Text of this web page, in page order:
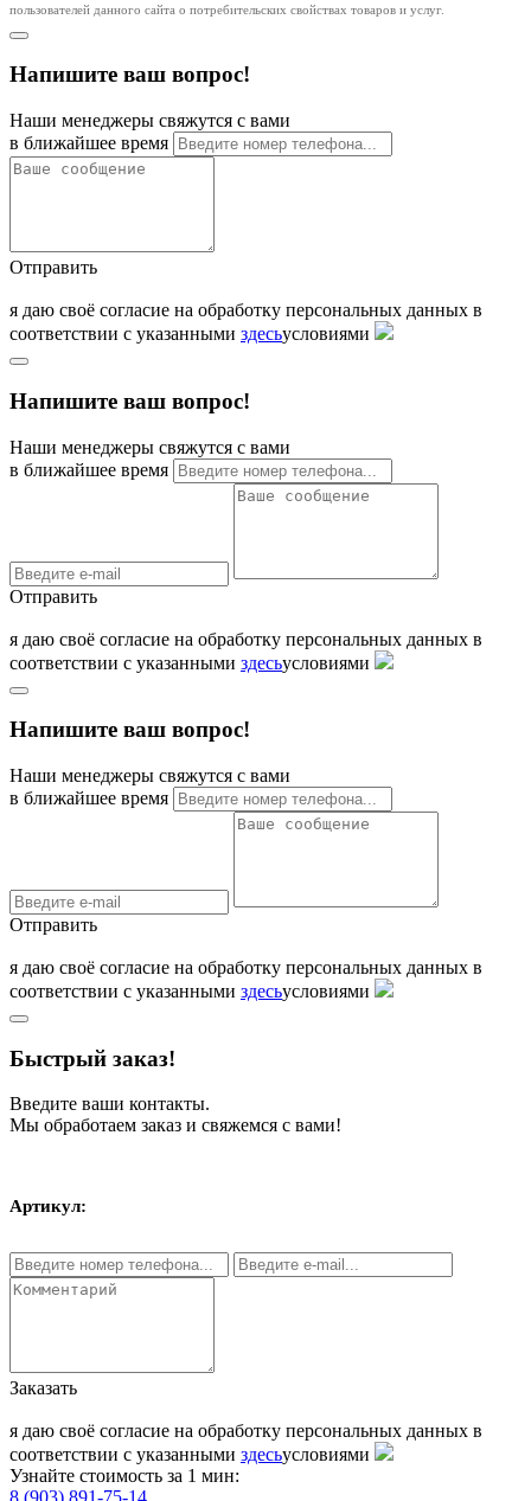
пользователей данного сайта о потребительских свойствах товаров и услуг.
Напишите ваш вопрос!
Наши менеджеры свяжутся с вами
в ближайшее время
Отправить
я даю своё согласие на обработку персональных данных в
соответствии с указанными здесьусловиями
Напишите ваш вопрос!
Наши менеджеры свяжутся с вами
в ближайшее время
Отправить
я даю своё согласие на обработку персональных данных в
соответствии с указанными здесьусловиями
Напишите ваш вопрос!
Наши менеджеры свяжутся с вами
в ближайшее время
Отправить
я даю своё согласие на обработку персональных данных в
соответствии с указанными здесьусловиями
Быстрый заказ!
Введите ваши контакты.
Мы обработаем заказ и свяжемся с вами!
Артикул:
Заказать
я даю своё согласие на обработку персональных данных в
соответствии с указанными здесьусловиями
Узнайте стоимость за 1 мин:
8 (903) 891-75-14